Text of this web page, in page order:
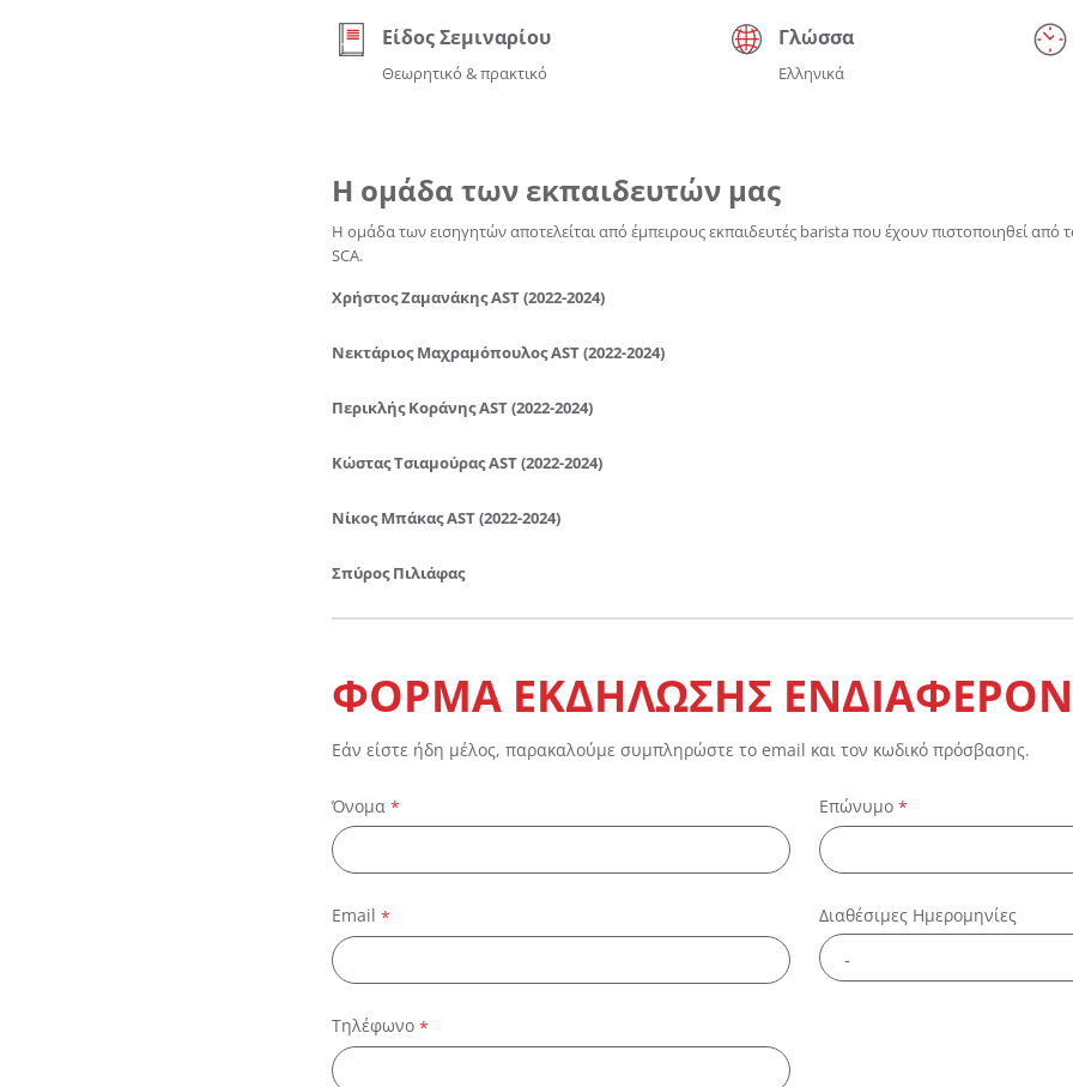
Είδος Σεμιναρίου
Θεωρητικό & πρακτικό
Γλώσσα
Ελληνικά
Η ομάδα των εκπαιδευτών μας
Η ομάδα των εισηγητών αποτελείται από έμπειρους εκπαιδευτές barista που έχουν πιστοποιηθεί από
SCA.
Χρήστος Ζαμανάκης AST (2022-2024)
Νεκτάριος Μαχραμόπουλος AST (2022-2024)
Περικλής Κοράνης AST (2022-2024)
Κώστας Τσιαμούρας AST (2022-2024)
Νίκος Μπάκας AST (2022-2024)
Σπύρος Πιλιάφας
ΦΟΡΜΑ ΕΚΔΗΛΩΣΗΣ
Εάν είστε ήδη μέλος, παρακαλούμε συμπληρώστε το email και τον κωδικό πρόσβασης.
Όνομα * Επώνυμο *
Email * Διαθέσιμες Ημερομηνίες
-
Τηλέφωνο *
Βρείτε το προϊόν που επιθυμείτε και πατήστε στο κουμπί "Προσθήκη στα
Βρείτε την δική σας λίστα Αγαπημένων στο προφίλ σας.
ΔΗΜΙΟΥΡΓΙΑ ΛΟΓΑΡΙΑΣΜΟΥ